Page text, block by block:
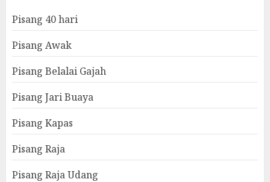
Pisang 40 hari
Pisang Awak
Pisang Belalai Gajah
Pisang Jari Buaya
Pisang Kapas
Pisang Raja
Pisang Raja Udang